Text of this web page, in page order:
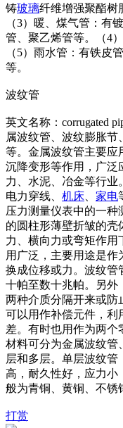
铸玻璃纤维增强聚酯树
（3）暖、煤气管：有
管、聚乙烯管等。（4
（5）雨水管：有铁皮
等。
波纹管
英文名称：corrugated
属波纹管、波纹膨胀
等。金属波纹管主要应
沉降变形等作用，广泛
力、水泥、冶金等行业
电力穿线、 机床 家电
压力测量仪表中的一
的圆柱形薄壁折皱的壳
力、横向力或弯矩作用
用广泛，主要用途是
换成位移或力。波纹管
十帕至数十兆帕。另外
两种介质分隔开来或防
可以用作补偿元件，利
差。有时也用作为两
材料可分为金属波纹管
层和多层。单层波纹
高，耐久性好，应力小
般为青铜、黄铜、不锈
打赏